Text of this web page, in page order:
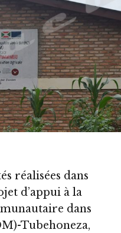
réalisées dans
d’appui à la
dans
Tubehoneza,